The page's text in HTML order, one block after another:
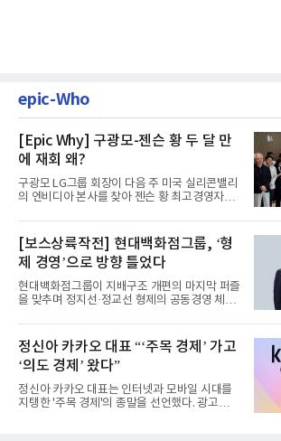
epic-Who
[Epic Why] 구광모-젠슨 황 두 달 만
에 재회 왜?
구광모 LG그룹 회장이 다음 주 미국 실리콘밸리
의 엔비디아 본사를 찾아 젠슨 황 최고경영자
[보스상륙작전] 현대백화점그룹, ‘형
제 경영’으로 방향 틀었다
현대백화점그룹이 지배구조 개편의 마지막 퍼즐
을 맞추며 정지선·정교선 형제의 공동경영 체제
정신아 카카오 대표 “‘주목 경제’ 가고
‘의도 경제’ 왔다”
정신아 카카오 대표는 인터넷과 모바일 시대를
지탱한 '주목 경제'의 종말을 선언했다. 광고를